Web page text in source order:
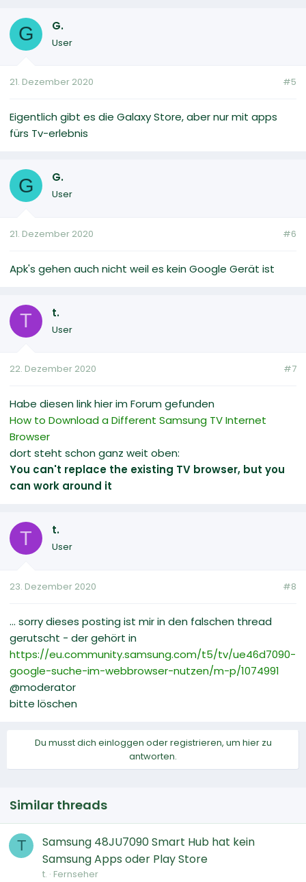
G G.
User
21. Dezember 2020 #5
Eigentlich gibt es die Galaxy Store, aber nur mit apps
fürs Tv-erlebnis
G G.
User
21. Dezember 2020 #6
Apk's gehen auch nicht weil es kein Google Gerät ist
T t.
User
22. Dezember 2020 #7
Habe diesen link hier im Forum gefunden
How to Download a Different Samsung TV Internet
Browser
dort steht schon ganz weit oben:
You can't replace the existing TV browser, but you
can work around it
T t.
User
23. Dezember 2020 #8
... sorry dieses posting ist mir in den falschen thread
gerutscht - der gehört in
https://eu.community.samsung.com/t5/tv/ue46d7090-
google-suche-im-webbrowser-nutzen/m-p/1074991
@moderator
bitte löschen
Du musst dich einloggen oder registrieren, um hier zu
antworten.
Similar threads
T
Samsung 48JU7090 Smart Hub hat kein
Samsung Apps oder Play Store
t. Fernseher